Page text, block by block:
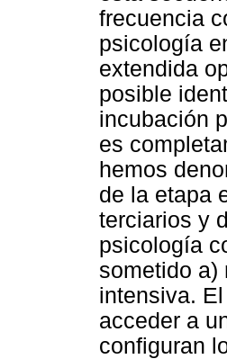
frecuencia
psicología
extendida
posible
incubación
es
hemos
de la etapa
terciarios y
psicología
sometido a)
intensiva.
acceder a
configuran